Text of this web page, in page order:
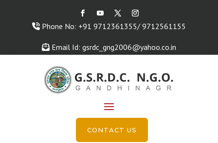
Phone No: +91 9712361355/ 9712561155
Email Id: gsrdc_gng2006@yahoo.co.in
CONTACT US